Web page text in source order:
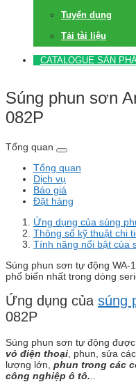
Tuyển dụng
Tải tài liệu
CATALOGUE SẢN
Súng phun sơn
082P
Tổng quan
Tổng quan
Dịch vụ
Báo giá
Đặt hàng
Ứng dụng của súng
Thông số kỹ thuật chi
Tính năng nổi bật của
Súng phun sơn tự động WA-
phổ biến nhất trong dòng
Ứng dụng của súng
082P
Súng phun sơn tự động
vỏ điện thoại , phun, sửa
lượng lớn, phun trong các
công nghiệp ô tô.